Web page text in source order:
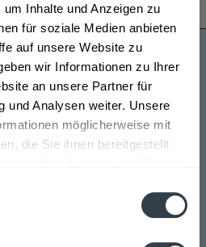
Inhalte und Anzeigen zu
für soziale Medien anbieten
auf unsere Website zu
wir Informationen zu Ihrer
an unsere Partner für
und Analysen weiter. Unsere
möglicherweise mit
die Sie ihnen bereitgestellt
Es gilt unsereDatenschutzerklärung